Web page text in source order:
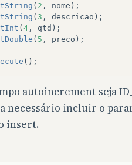
( 2 , nome );
( 3 , descricao );
(4 , qtd );
( 5 , preco );
();
autoincrement seja
necessário incluir o
insert.